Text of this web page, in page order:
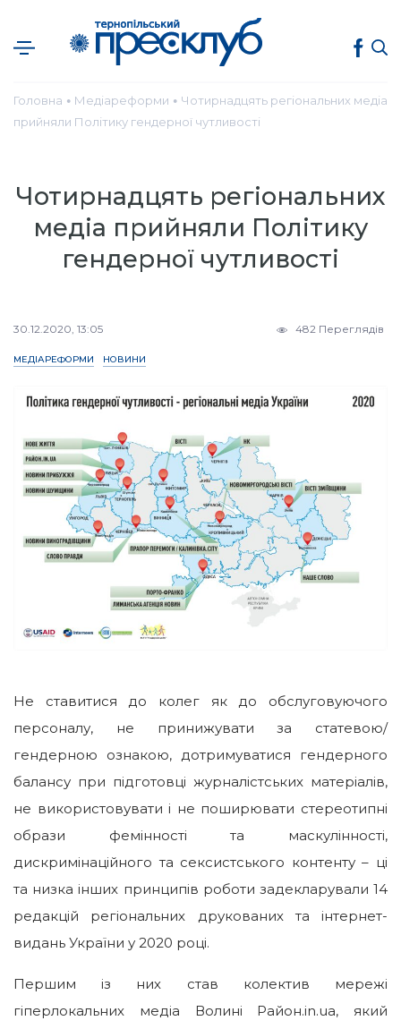
Головна ● Медіареформи ● Чотирнадцять регіональних медіа
прийняли Політику гендерної чутливості
Чотирнадцять регіональних
медіа прийняли Політику
гендерної чутливості
30.12.2020, 13:05 482 Переглядів
МЕДІАРЕФОРМИ НОВИНИ
Не ставитися до колег як до обслуговуючого
персоналу, не принижувати за статевою/
гендерною ознакою, дотримуватися гендерного
балансу при підготовці журналістських матеріалів,
не використовувати і не поширювати стереотипні
образи фемінності та маскулінності,
дискримінаційного та сексистського контенту – ці
та низка інших принципів роботи задекларували 14
редакцій регіональних друкованих та інтернет-
видань України у 2020 році.
Першим із них став колектив мережі
гіперлокальних медіа Волині Район.in.ua, який